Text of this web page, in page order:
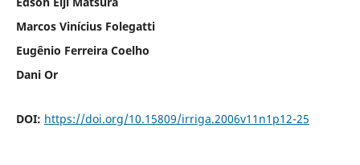
Marcos Vinícius Folegatti
Eugênio Ferreira Coelho
Dani Or
DOI: https://doi.org/10.15809/irriga.2006v11n1p12-25